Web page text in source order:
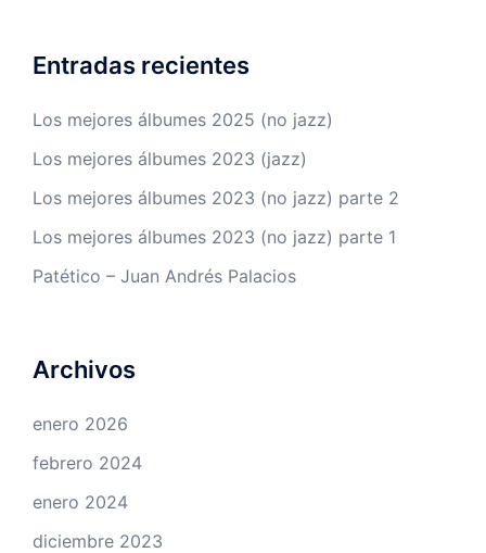
Entradas recientes
Los mejores álbumes 2025 (no jazz)
Los mejores álbumes 2023 (jazz)
Los mejores álbumes 2023 (no jazz) parte 2
Los mejores álbumes 2023 (no jazz) parte 1
Patético – Juan Andrés Palacios
Archivos
enero 2026
febrero 2024
enero 2024
diciembre 2023